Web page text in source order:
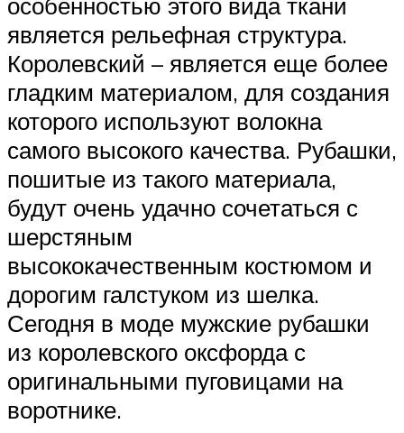
является рельефная структура.
Королевский – является еще более
гладким материалом, для создания
которого используют волокна
самого высокого качества. Рубашки,
пошитые из такого материала,
будут очень удачно сочетаться с
шерстяным
высококачественным костюмом и
дорогим галстуком из шелка.
Сегодня в моде мужские рубашки
из королевского оксфорда с
оригинальными пуговицами на
воротнике.